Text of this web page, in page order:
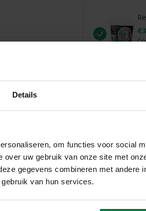
Details
om functies voor social
uw gebruik van onze site met
gegevens combineren met andere
van hun services.
Product